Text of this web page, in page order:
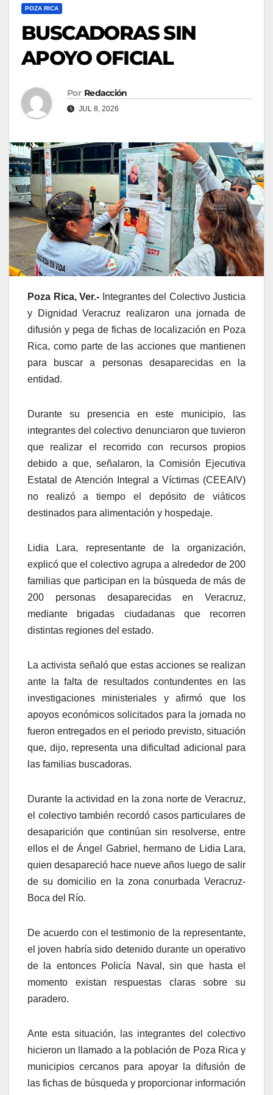
POZA RICA
BUSCADORAS SIN
APOYO OFICIAL
Por Redacción
JUL 8, 2026
Poza Rica, Ver.- Integrantes del Colectivo Justicia
y Dignidad Veracruz realizaron una jornada de
difusión y pega de fichas de localización en Poza
Rica, como parte de las acciones que mantienen
para buscar a personas desaparecidas en la
entidad.
Durante su presencia en este municipio, las
integrantes del colectivo denunciaron que tuvieron
que realizar el recorrido con recursos propios
debido a que, señalaron, la Comisión Ejecutiva
Estatal de Atención Integral a Víctimas (CEEAIV)
no realizó a tiempo el depósito de viáticos
destinados para alimentación y hospedaje.
Lidia Lara, representante de la organización,
explicó que el colectivo agrupa a alrededor de 200
familias que participan en la búsqueda de más de
200 personas desaparecidas en Veracruz,
mediante brigadas ciudadanas que recorren
distintas regiones del estado.
La activista señaló que estas acciones se realizan
ante la falta de resultados contundentes en las
investigaciones ministeriales y afirmó que los
apoyos económicos solicitados para la jornada no
fueron entregados en el periodo previsto, situación
que, dijo, representa una dificultad adicional para
las familias buscadoras.
Durante la actividad en la zona norte de Veracruz,
el colectivo también recordó casos particulares de
desaparición que continúan sin resolverse, entre
ellos el de Ángel Gabriel, hermano de Lidia Lara,
quien desapareció hace nueve años luego de salir
de su domicilio en la zona conurbada Veracruz-
Boca del Río.
De acuerdo con el testimonio de la representante,
el joven habría sido detenido durante un operativo
de la entonces Policía Naval, sin que hasta el
momento existan respuestas claras sobre su
paradero.
Ante esta situación, las integrantes del colectivo
hicieron un llamado a la población de Poza Rica y
municipios cercanos para apoyar la difusión de
las fichas de búsqueda y proporcionar información